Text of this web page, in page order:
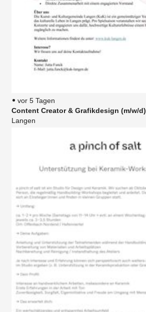
vor 5 Tagen
Content Creator & Grafikdesign (m/w/d)
Langen